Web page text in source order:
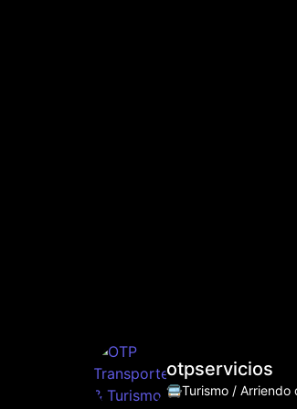
otpservicios
🚍Turismo / Arriendo